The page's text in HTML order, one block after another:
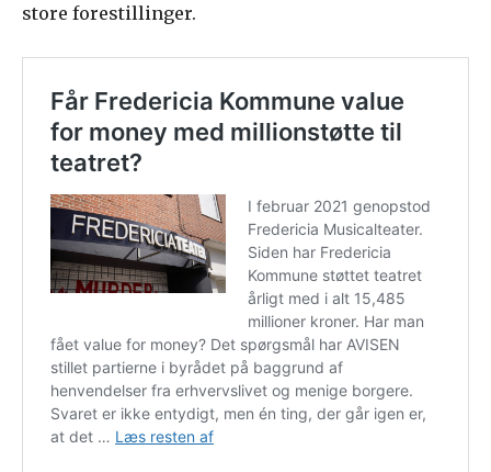
store forestillinger.